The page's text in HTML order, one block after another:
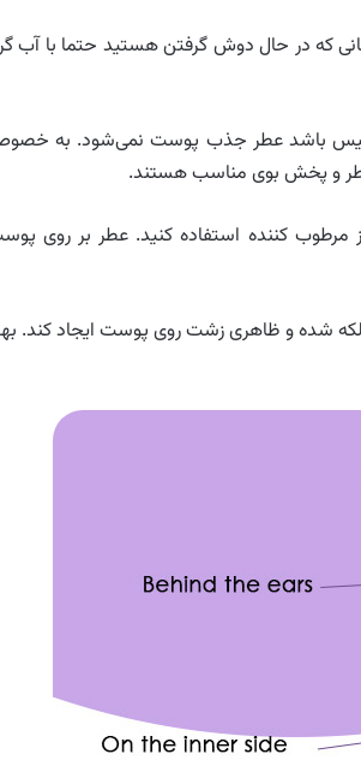
که در حال دوش گرفتن هستید حتما با آب
باشد عطر جذب پوست نمی‌شود. به
و پخش بوی مناسب هستند.
کننده استفاده کنید. عطر بر روی
شده و ظاهری زشت روی پوست ایجاد کند.